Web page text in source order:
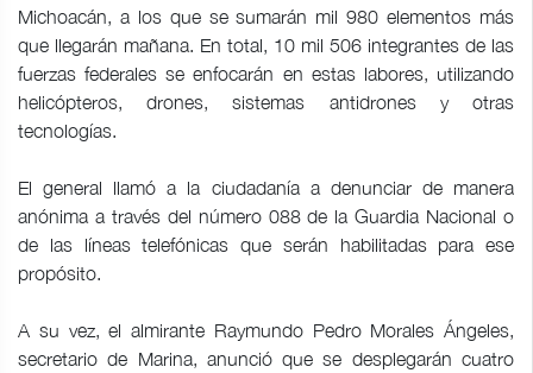
Michoacán, a los que se sumarán mil 980 elementos más
que llegarán mañana. En total, 10 mil 506 integrantes de las
fuerzas federales se enfocarán en estas labores, utilizando
helicópteros, drones, sistemas antidrones y otras
tecnologías.
El general llamó a la ciudadanía a denunciar de manera
anónima a través del número 088 de la Guardia Nacional o
de las líneas telefónicas que serán habilitadas para ese
propósito.
A su vez, el almirante Raymundo Pedro Morales Ángeles,
secretario de Marina, anunció que se desplegarán cuatro